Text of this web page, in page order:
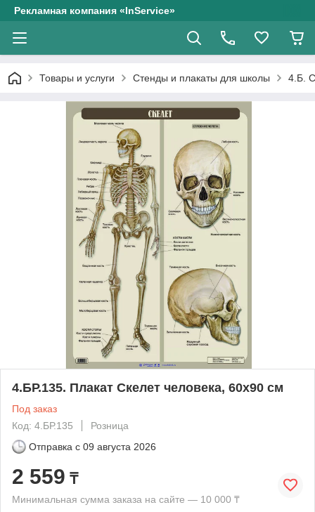
Рекламная компания «InService»
Товары и услуги Стенды и плакаты для школы 4.Б.
4.БР.135. Плакат Скелет человека, 60х90 см
Под заказ
Код: 4.БР.135
Розница
Отправка с 09 августа 2026
2 559 ₸
Минимальная сумма заказа на сайте — 10 000 ₸